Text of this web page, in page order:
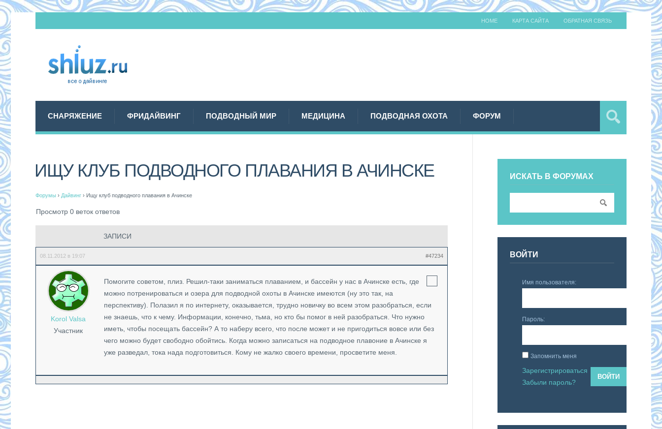
HOME КАРТА САЙТА ОБРАТНАЯ СВЯЗЬ
СНАРЯЖЕНИЕ ФРИДАЙВИНГ ПОДВОДНЫЙ МИР МЕДИЦИНА ПОДВОДНАЯ ОХОТА ФОРУМ
ИЩУ КЛУБ ПОДВОДНОГО ПЛАВАНИЯ В АЧИНСКЕ
Форумы › Дайвинг › Ищу клуб подводного плавания в Ачинске
Просмотр 0 веток ответов
ЗАПИСИ
08.11.2012 в 19:07 #47234
Korol Valsa
Участник
Помогите советом, плиз. Решил-таки заниматься плаванием, и бассейн у нас в Ачинске есть, где
можно потренироваться и озера для подводной охоты в Ачинске имеются (ну это так, на
перспективу). Полазил я по интернету, оказывается, трудно новичку во всем этом разобраться, если
не знаешь, что к чему. Информации, конечно, тьма, но кто бы помог в ней разобраться. Что нужно
иметь, чтобы посещать бассейн? А то наберу всего, что после может и не пригодиться вовсе или без
чего можно будет свободно обойтись. Когда можно записаться на подводное плавоние в Ачинске я
уже разведал, тока нада подготовиться. Кому не жалко своего времени, просветите меня.
ИСКАТЬ В ФОРУМАХ
ВОЙТИ
Имя пользователя:
Пароль:
Запомнить меня
ВОЙТИ
Зарегистрироваться
Забыли пароль?